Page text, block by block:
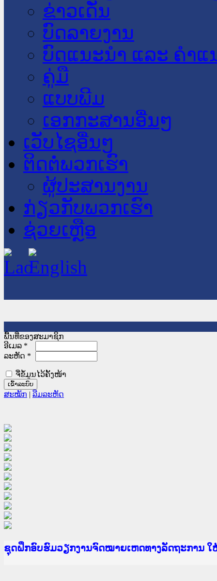
ຂ່າວເດັ່ນ
ບົດລາຍງານ
ບົດແນະນໍາ ແລະ ຄໍາແ
ຄູ່ມື
ແບບພີມ
ເອກກະສານອື່ນໆ
ເວັບໄຊອື່ນໆ
ຕິດຕໍ່ພວກເຮົາ
ຜູ້ປະສານງານ
ກ່ຽວກັບພວກເຮົາ
ຊ່ວຍເຫຼືອ
ພື້ນທີ່ຂອງສະມາຊິກ
ອີເມລ *
ລະຫັດ *
ຈື່ຂໍ້ມູນໄວ້ຄັ້ງໜ້າ
ສະໝັກ | ລືມລະຫັດ
Ministry of Justice Lao PDR
ເຜີຍແຜ່ວັບໄຊຈົດໝາຍເຫດທາງລັດຖະການ ແລະ ແອັ
ກະຊວງຍຸຕິທຳ
ຊຸດຝຶກອົບຮົມວຽກງານຈົດໝາຍເຫດທາງລັດຖະການ
ກອງປະຊຸມທົບທວນຄືນການຈັດຕັ້ງປະຕິບັດວຽກງານຈົ
ຝຶກອົບຮົມ ຜູ່ປະສານງານວຽກງານຈົດໝາຍເຫດທາງລັ
ຝຶກອົບຮົມ ຜູ່ປະສານງານວຽກງານຈົດໝາຍເຫດທາງລັ
ເຜີຍແຜ່ແອັບກົດໝາຍລາວ ແລະ ເວັບໄຊຈົດໝາຍເຫດ
ເຜີຍແຜ່ແອັບກົດໝາຍລາວ ແລະ ເວັບໄຊຈົດໝາຍເຫດ
ຍົກລະດັບວຽກງານຈົດໝາຍເຫດທາງລັດຖະການໃຫ້ຜູ້
ຊຸດຝຶກອົບຮົມວຽກງານຈົດໝາຍເຫດທາງລັດຖະການ ໃ